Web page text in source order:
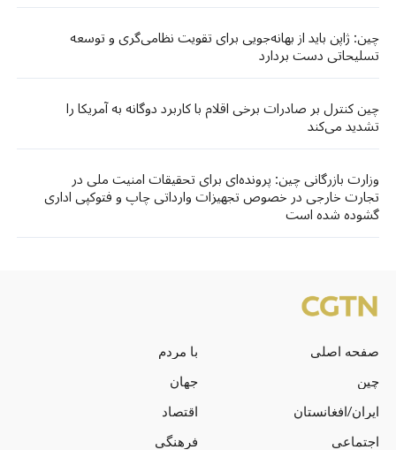
چین: ژاپن باید از بهانه‌جویی برای تقویت نظامی‌گری و توسعه
تسلیحاتی دست بردارد
چین کنترل بر صادرات برخی اقلام با کاربرد دوگانه به آمریکا را
تشدید می‌کند
وزارت بازرگانی چین: پرونده‌ای برای تحقیقات امنیت ملی در
تجارت خارجی در خصوص تجهیزات وارداتی چاپ و فتوکپی اداری
گشوده شده است
صفحه اصلی
با مردم
چین
جهان
ایران/افغانستان
اقتصاد
اجتماعی
فرهنگی